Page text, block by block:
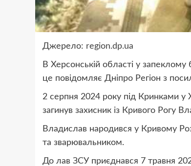
Джерело: region.dp.ua
В Херсонській області у
це повідомляє Дніпро Регіон з
2 серпня 2024 року під Кринками у
загинув захисник із Кривого Рогу
Владислав народився у Кривому
та зварювальником.
До лав ЗСУ приєднався 7 травня